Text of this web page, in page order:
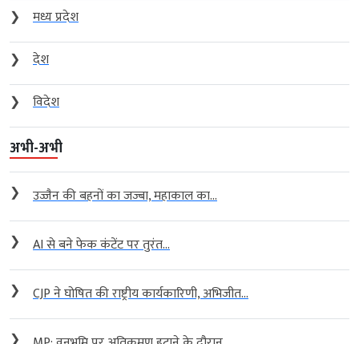
❯
मध्य प्रदेश
❯
देश
❯
विदेश
अभी-अभी
❯ उज्जैन की बहनों का जज्बा, महाकाल का...
❯ AI से बने फेक कंटेंट पर तुरंत...
❯ CJP ने घोषित की राष्ट्रीय कार्यकारिणी, अभिजीत...